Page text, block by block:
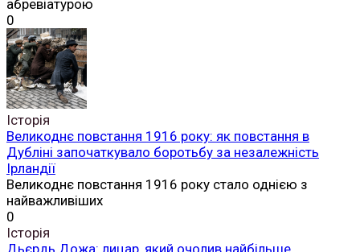
абревіатурою
0
Історія
Великоднє повстання 1916 року: як повстання в
Дубліні започаткувало боротьбу за незалежність
Ірландії
Великоднє повстання 1916 року стало однією з
найважливіших
0
Історія
Дьєрдь Дожа: лицар, який очолив найбільше